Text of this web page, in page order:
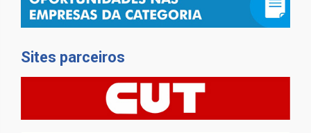
Sites parceiros